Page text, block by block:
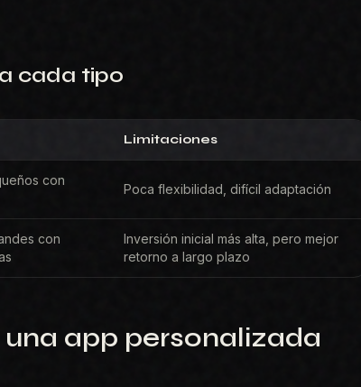
cada tipo
Limitaciones
con
Poca flexibilidad, difícil adaptación
con
Inversión inicial más alta, pero mejor
retorno a largo plazo
app personalizada